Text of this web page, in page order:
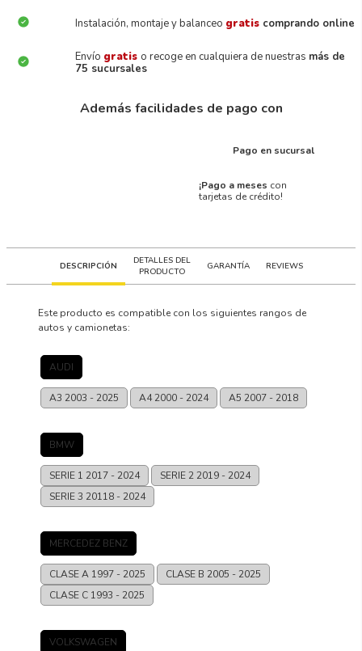
Instalación, montaje y balanceo gratis comprando online
Envío gratis o recoge en cualquiera de nuestras más de
75 sucursales
Además facilidades de pago con
Pago en sucursal
¡Pago a meses con
tarjetas de crédito!
DESCRIPCIÓN
DETALLES DEL
PRODUCTO
GARANTÍA REVIEWS
Este producto es compatible con los siguientes rangos de
autos y camionetas:
AUDI
A3 2003 - 2025 A42000 - 2024 A5 2007 - 2018
BMW
SERIE 1 2017 - 2024 SERIE 2 2019 - 2024
SERIE 3 20118 - 2024
MERCEDEZ BENZ
CLASE A 1997 - 2025 CLASE B 2005 - 2025
CLASE C 1993 - 2025
VOLKSWAGEN